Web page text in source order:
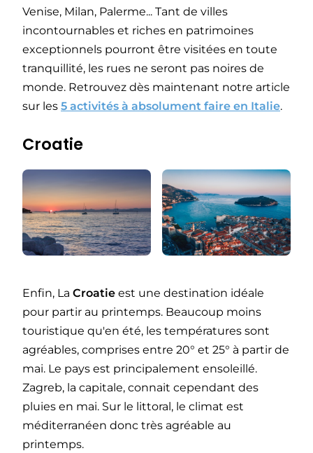
Venise, Milan, Palerme... Tant de villes
incontournables et riches en patrimoines
exceptionnels pourront être visitées en toute
tranquillité, les rues ne seront pas noires de
monde. Retrouvez dès maintenant notre article
sur les 5 activités à absolument faire en Italie.
Croatie
Enfin, La Croatie est une destination idéale
pour partir au printemps. Beaucoup moins
touristique qu'en été, les températures sont
agréables, comprises entre 20° et 25° à partir de
mai. Le pays est principalement ensoleillé.
Zagreb, la capitale, connait cependant des
pluies en mai. Sur le littoral, le climat est
méditerranéen donc très agréable au
printemps.